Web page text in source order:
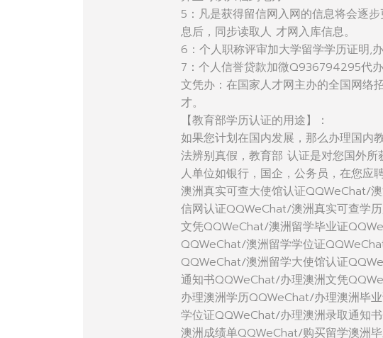
5：凡是获得留信网入网的信息将会逐
息后，同步读取人 才网入库信息。
6：个人职称评审加大学留学学历证明,办
7：个人信誉贷款加微Q936794295代办
文凭办：在国家人才网主办的全国网络
才。
【教育部学历认证的用途】：
如果您计划在国内发展，那么办理国内
法辨别真假，教育部 认证是对您国外
人单位如银行，国企，公务员，在您应
澳洲真实可查大使馆认证QQWeChat/
信网认证QQWeChat/澳洲真实可查学
文凭QQWeChat/澳洲留学毕业证
QQWeChat/澳洲留学学位证
QQWeChat/澳洲留学大使馆认证
通知书QQWeChat/办理澳洲文凭
办理澳洲学历QQWeChat/办理澳洲毕
学位证QQWeChat/办理澳洲录取通知
澳洲成绩单QQWeChat/购买留学澳洲